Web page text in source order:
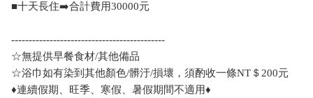
■十天長住➡️合計費用30000元
--------------------------------------------
☆無提供早餐食材/其他備品
☆浴巾如有染到其他顏色/髒汙/損壞，須酌收一條NT＄200元
♦️連續假期、旺季、寒假、暑假期間不適用♦️